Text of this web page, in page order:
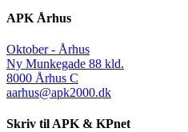
APK Århus
Oktober - Århus
Ny Munkegade 88 kld.
8000 Århus C
aarhus@apk2000.dk
Skriv til APK & KPnet